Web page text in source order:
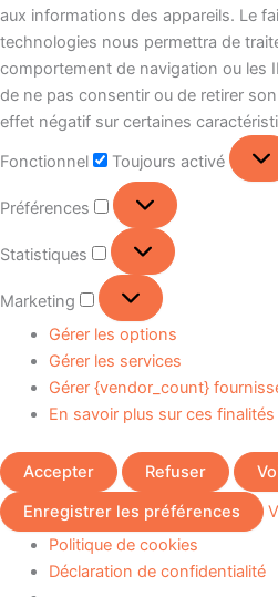
aux informations des appareils. Le
technologies nous permettra de
comportement de navigation ou les
de ne pas consentir ou de retirer
effet négatif sur certaines
Fonctionnel
Toujours activé
Préférences
Statistiques
Marketing
Gérer les options
Gérer les services
Gérer {vendor_count}
En savoir plus sur ces finalités
Accepter Refuser
Enregistrer les préférences
Politique de cookies
Déclaration de confidentialité